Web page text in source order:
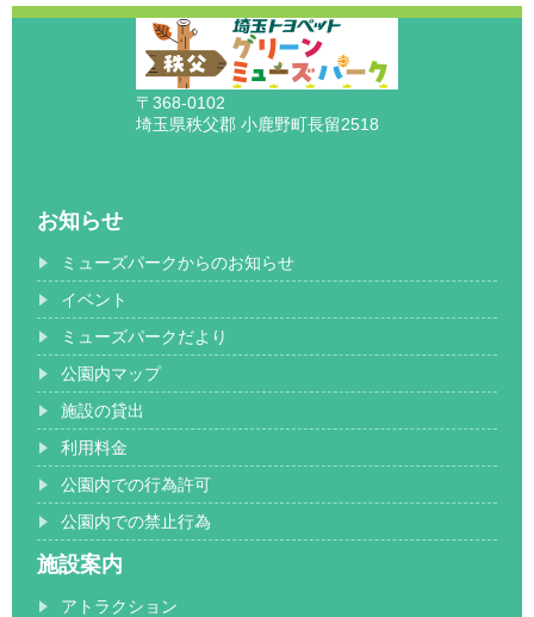
〒368-0102
埼玉県秩父郡 小鹿野町長留2518
お知らせ
ミューズパークからのお知らせ
イベント
ミューズパークだより
公園内マップ
施設の貸出
利用料金
公園内での行為許可
公園内での禁止行為
施設案内
アトラクション